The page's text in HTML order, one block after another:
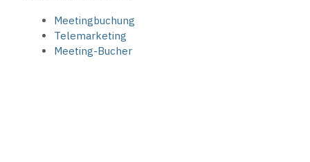
Meetingbuchung
Telemarketing
Meeting-Bucher